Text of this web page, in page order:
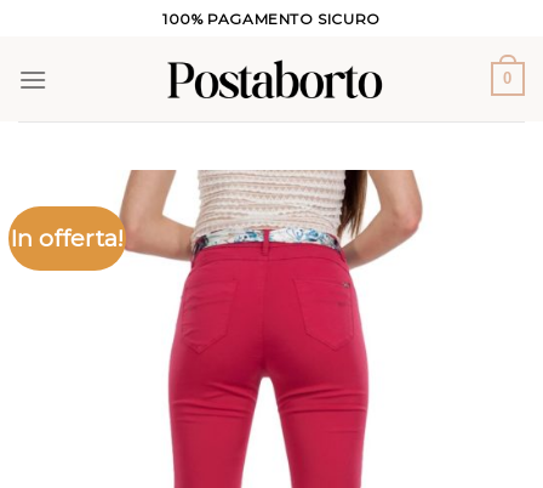
contenuti
100% PAGAMENTO SICURO
0
In offerta!